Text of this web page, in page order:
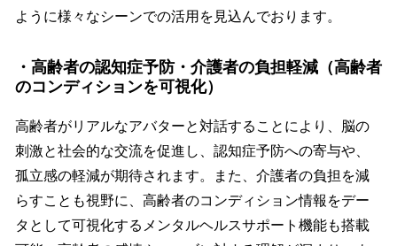
ように様々なシーンでの活用を見込んでおります。
・高齢者の認知症予防・介護者の負担軽減（高齢者
のコンディションを可視化）
高齢者がリアルなアバターと対話することにより、脳の
刺激と社会的な交流を促進し、認知症予防への寄与や、
孤立感の軽減が期待されます。また、介護者の負担を減
らすことも視野に、高齢者のコンディション情報をデー
タとして可視化するメンタルヘルスサポート機能も搭載